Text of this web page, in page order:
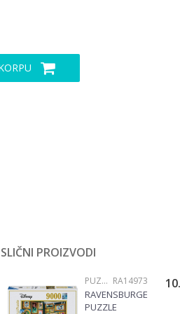
SLIČNI PROIZVODI
PUZZLE 3000 I VIŠE DELOVA RA14973
RAVENSBURGER
PUZZLE